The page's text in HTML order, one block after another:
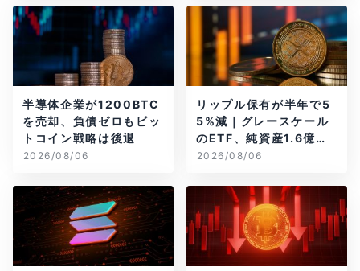
半導体企業が1200BTC
を売却、負債ゼロもビッ
トコイン戦略は後退
2026/08/06
リップル保有が半年で5
5%減｜グレースケール
のETF、純資産1.6億ド
ル減
2026/08/06